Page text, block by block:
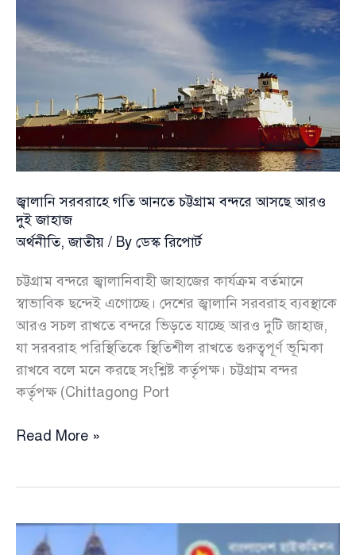
জ্বালানি সরবরাহে গতি আনতে চট্টগ্রাম বন্দরে আসছে আরও
দুই জাহাজ
অর্থনীতি,জাতীয় / By ডেস্ক রিপোর্ট
চট্টগ্রাম বন্দরে জ্বালানিবাহী জাহাজের কার্যক্রম বর্তমানে
স্বাভাবিক ছন্দেই এগোচ্ছে। দেশের জ্বালানি সরবরাহ ব্যবস্থাকে
আরও সচল রাখতে বন্দরে ভিড়তে যাচ্ছে আরও দুটি জাহাজ,
যা সরবরাহ পরিস্থিতিকে স্থিতিশীল রাখতে গুরুত্বপূর্ণ ভূমিকা
রাখবে বলে মনে করছে সংশ্লিষ্ট কর্তৃপক্ষ। চট্টগ্রাম বন্দর
কর্তৃপক্ষ (Chittagong Port
জ্বালানি
চট্টগ্রাম
বন্দরে
Read More »